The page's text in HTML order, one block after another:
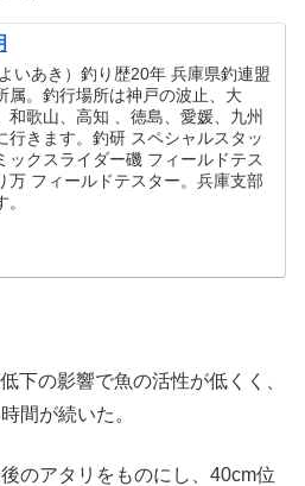
よいあき）釣り歴20年 兵庫県釣連盟
属。釣行場所は神戸の波止、大
和歌山、高知 、徳島、愛媛、九州
行きます。釣研 スペシャルスタッ
ックスライダー磯 フィールドテス
万 フィールドテスター。兵庫支部
下の影響で魚の活性が低くく、
間が続いた。
のアタリをものにし、40cm位